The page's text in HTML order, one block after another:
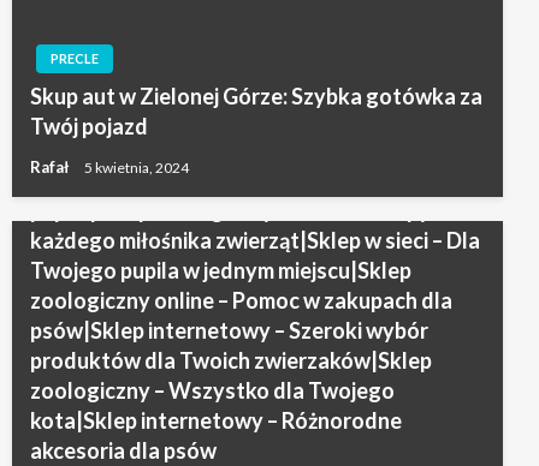
PRECLE
Skup aut w Zielonej Górze: Szybka gotówka za
Twój pojazd
Rafał 5 kwietnia, 2024
zakupie dla psów|Sklep zoologiczny online –
Najnowsze akcesoria w promocjach|Sklep
internetowy – Szeroka gama dla Twojego
które spełnią oczekiwania Twojego
każdego miłośnika zwierząt|Sklep w sieci – Dla
Twojego pupila w jednym miejscu|Sklep
zoologiczny online – Pomoc w zakupach dla
psów|Sklep internetowy – Szeroki wybór
produktów dla Twoich zwierzaków|Sklep
zoologiczny – Wszystko dla Twojego
kota|Sklep internetowy – Różnorodne
akcesoria dla psów